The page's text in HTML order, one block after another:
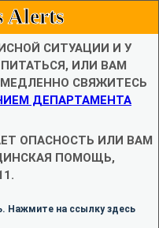
Alerts
СИТУАЦИИ И У
ИЛИ ВАМ
СВЯЖИТЕСЬ
ДЕПАРТАМЕНТА
ОПАСНОСТЬ ИЛИ ВАМ
ПОМОЩЬ,
Нажмите на ссылку здесь